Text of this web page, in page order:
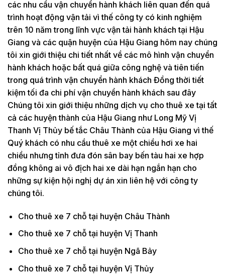
các nhu cầu vận chuyển hành khách liên quan đến quá
trình hoạt động vận tải vì thế công ty có kinh nghiệm
trên 10 năm trong lĩnh vực vận tải hành khách tại Hậu
Giang và các quận huyện của Hậu Giang hôm nay chúng
tôi xin giới thiệu chi tiết nhất về các mô hình vận chuyển
hành khách hoặc bất quá giữa công nghệ và tiên tiến
trong quá trình vận chuyển hành khách Đồng thời tiết
kiệm tối đa chi phí vận chuyển hành khách sau đây
Chúng tôi xin giới thiệu những dịch vụ cho thuê xe tại tất
cả các huyện thành của Hậu Giang như Long Mỹ Vị
Thanh Vị Thủy bế tắc Châu Thành của Hậu Giang vì thế
Quý khách có nhu cầu thuê xe một chiều hơi xe hai
chiều nhưng tỉnh đưa đón sân bay bến tàu hai xe hợp
đồng không ai vô địch hai xe dài hạn ngắn hạn cho
những sự kiện hội nghị dự án xin liên hệ với công ty
chúng tôi.
Cho thuê xe 7 chỗ tại huyện Châu Thành
Cho thuê xe 7 chỗ tại huyện Vị Thanh
Cho thuê xe 7 chỗ tại huyện Ngã Bảy
Cho thuê xe 7 chỗ tại huyện Vị Thủy